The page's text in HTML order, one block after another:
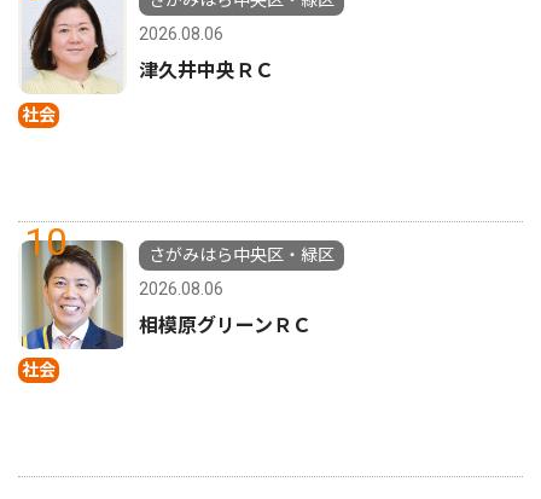
社会
2026.08.06
津久井中央ＲＣ
10
社会
さがみはら中央区・緑区
2026.08.06
相模原グリーンＲＣ